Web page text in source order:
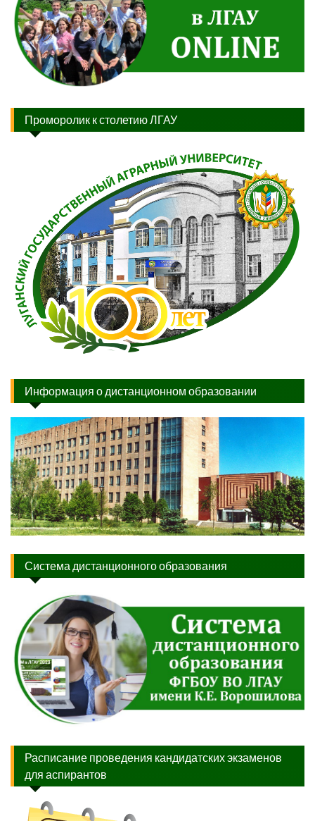
Проморолик к столетию ЛГАУ
Информация о дистанционном образовании
Система дистанционного образования
Расписание проведения кандидатских экзаменов
для аспирантов